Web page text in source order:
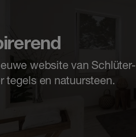
website van Schlüter-
tegels en natuursteen.